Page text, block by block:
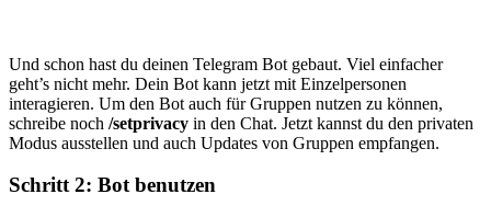
Und schon hast du deinen Telegram Bot gebaut. Viel einfacher
geht’s nicht mehr. Dein Bot kann jetzt mit Einzelpersonen
interagieren. Um den Bot auch für Gruppen nutzen zu können,
schreibe noch /setprivacy in den Chat. Jetzt kannst du den privaten
Modus ausstellen und auch Updates von Gruppen empfangen.
Schritt 2: Bot benutzen